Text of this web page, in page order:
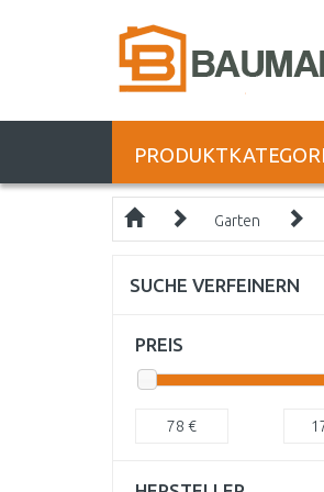
Garten
SUCHE VERFEINERN
PREIS
78 €